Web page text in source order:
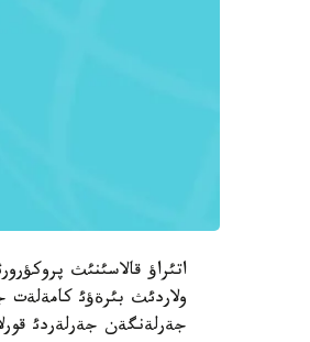
اتئراؤ قالاسئنئث
جةرلةنگةن جةرلةردئ